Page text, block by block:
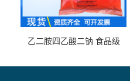
乙二胺四乙酸二钠 食品级